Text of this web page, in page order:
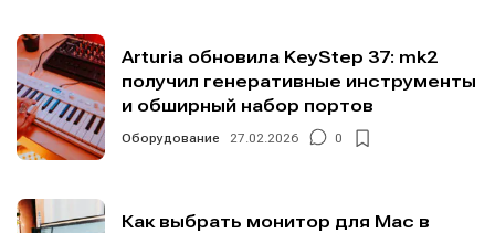
Arturia обновила KeyStep 37: mk2
получил генеративные инструменты
и обширный набор портов
Оборудование 27.02.2026 0
Как выбрать монитор для Mac в